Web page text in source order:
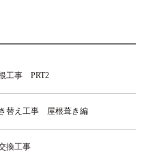
工事 PRT2
替え工事 屋根葺き編
換工事